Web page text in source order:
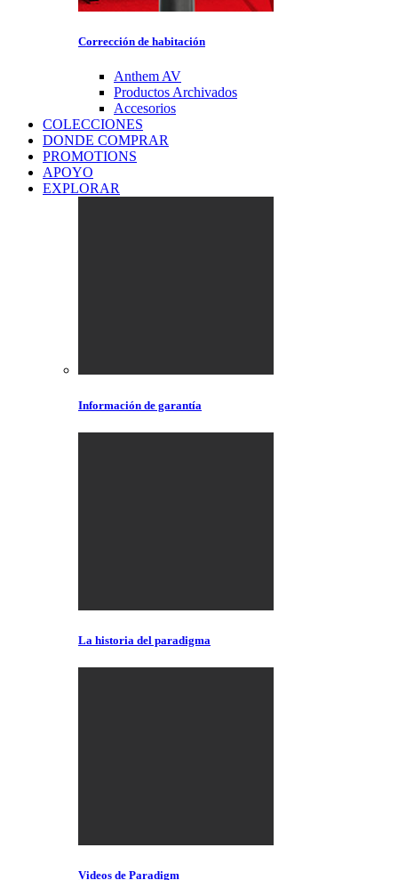
Corrección de habitación
Anthem AV
Productos Archivados
Accesorios
COLECCIONES
DONDE COMPRAR
PROMOTIONS
APOYO
EXPLORAR
Información de garantía
La historia del paradigma
Videos de Paradigm